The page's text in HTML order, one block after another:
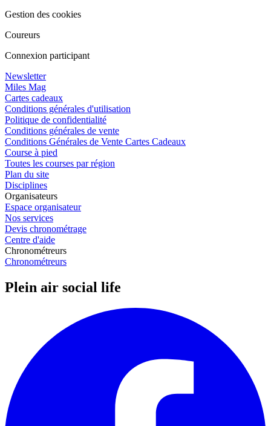
Gestion des cookies
Coureurs
Connexion participant
Newsletter
Miles Mag
Cartes cadeaux
Conditions générales d'utilisation
Politique de confidentialité
Conditions générales de vente
Conditions Générales de Vente Cartes Cadeaux
Course à pied
Toutes les courses par région
Plan du site
Disciplines
Organisateurs
Espace organisateur
Nos services
Devis chronométrage
Centre d'aide
Chronométreurs
Chronométreurs
Plein air social life